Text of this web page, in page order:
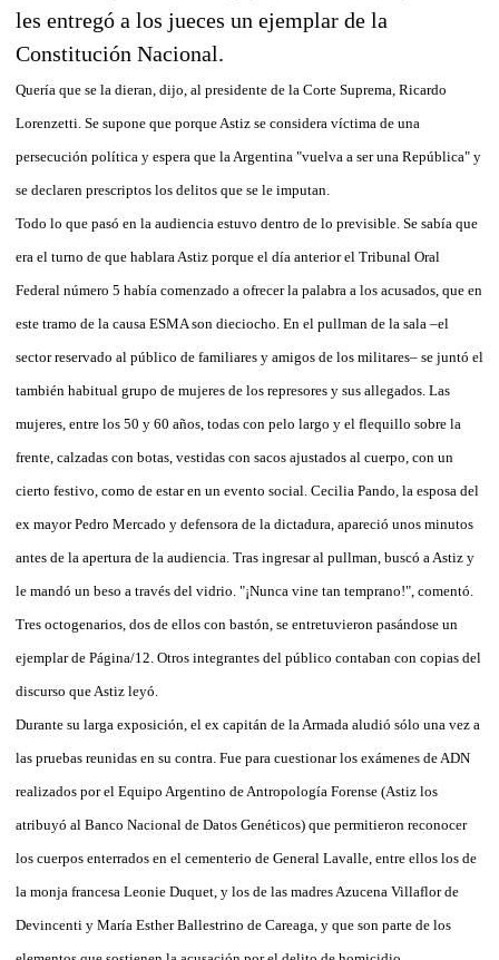
les entregó a los jueces un ejemplar de la
Constitución Nacional.
Quería que se la dieran, dijo, al presidente de la Corte Suprema, Ricardo
Lorenzetti. Se supone que porque Astiz se considera víctima de una
persecución política y espera que la Argentina "vuelva a ser una República" y
se declaren prescriptos los delitos que se le imputan.
Todo lo que pasó en la audiencia estuvo dentro de lo previsible. Se sabía que
era el turno de que hablara Astiz porque el día anterior el Tribunal Oral
Federal número 5 había comenzado a ofrecer la palabra a los acusados, que en
este tramo de la causa ESMA son dieciocho. En el pullman de la sala –el
sector reservado al público de familiares y amigos de los militares– se juntó el
también habitual grupo de mujeres de los represores y sus allegados. Las
mujeres, entre los 50 y 60 años, todas con pelo largo y el flequillo sobre la
frente, calzadas con botas, vestidas con sacos ajustados al cuerpo, con un
cierto festivo, como de estar en un evento social. Cecilia Pando, la esposa del
ex mayor Pedro Mercado y defensora de la dictadura, apareció unos minutos
antes de la apertura de la audiencia. Tras ingresar al pullman, buscó a Astiz y
le mandó un beso a través del vidrio. "¡Nunca vine tan temprano!", comentó.
Tres octogenarios, dos de ellos con bastón, se entretuvieron pasándose un
ejemplar de Página/12. Otros integrantes del público contaban con copias del
discurso que Astiz leyó.
Durante su larga exposición, el ex capitán de la Armada aludió sólo una vez a
las pruebas reunidas en su contra. Fue para cuestionar los exámenes de ADN
realizados por el Equipo Argentino de Antropología Forense (Astiz los
atribuyó al Banco Nacional de Datos Genéticos) que permitieron reconocer
los cuerpos enterrados en el cementerio de General Lavalle, entre ellos los de
la monja francesa Leonie Duquet, y los de las madres Azucena Villaflor de
Devincenti y María Esther Ballestrino de Careaga, y que son parte de los